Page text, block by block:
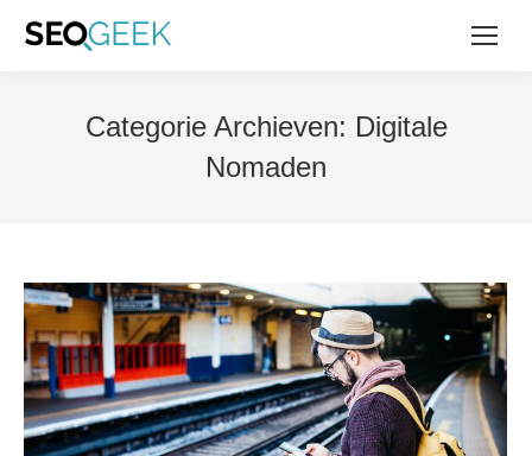
Categorie Archieven: Digitale
Nomaden